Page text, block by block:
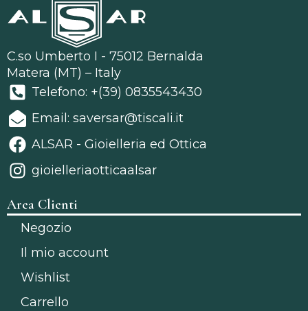
C.so Umberto I - 75012 Bernalda
Matera (MT) – Italy
Telefono: +(39) 0835543430
Email: saversar@tiscali.it
ALSAR - Gioielleria ed Ottica
gioielleriaotticaalsar
Area Clienti
Negozio
Il mio account
Wishlist
Carrello